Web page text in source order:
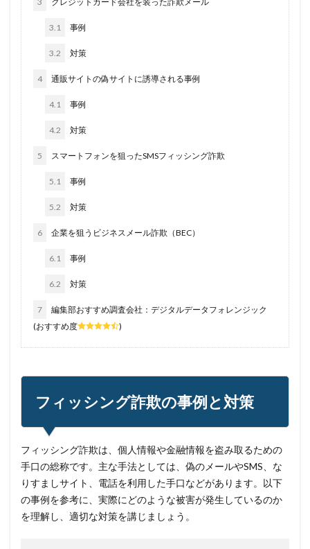
3.1 事例
3.2 対策
4 通販サイトの偽サイトに誘導される事例
4.1 事例
4.2 対策
5 スマートフォンを狙ったSMSフィッシング詐欺
5.1 事例
5.2 対策
6 企業を狙うビジネスメール詐欺（BEC）
6.1 事例
6.2 対策
7
編集部おすすめ調査会社：デジタルデータフォレンジック
(おすすめ度
)
フィッシング詐欺の事例と対策
フィッシング詐欺は、個人情報や金融情報を盗み取るための
手口の総称です。主な手法としては、偽のメールやSMS、な
りすましサイト、電話を利用した手口などがあります。以下
の事例を参考に、実際にどのような被害が発生しているのか
を理解し、適切な対策を講じましょう。